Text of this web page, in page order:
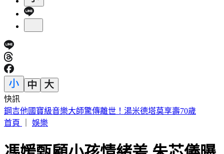
快訊
荷姆茲海峽通航傳進展！美官員：伊朗、阿曼預期很快達成協
議